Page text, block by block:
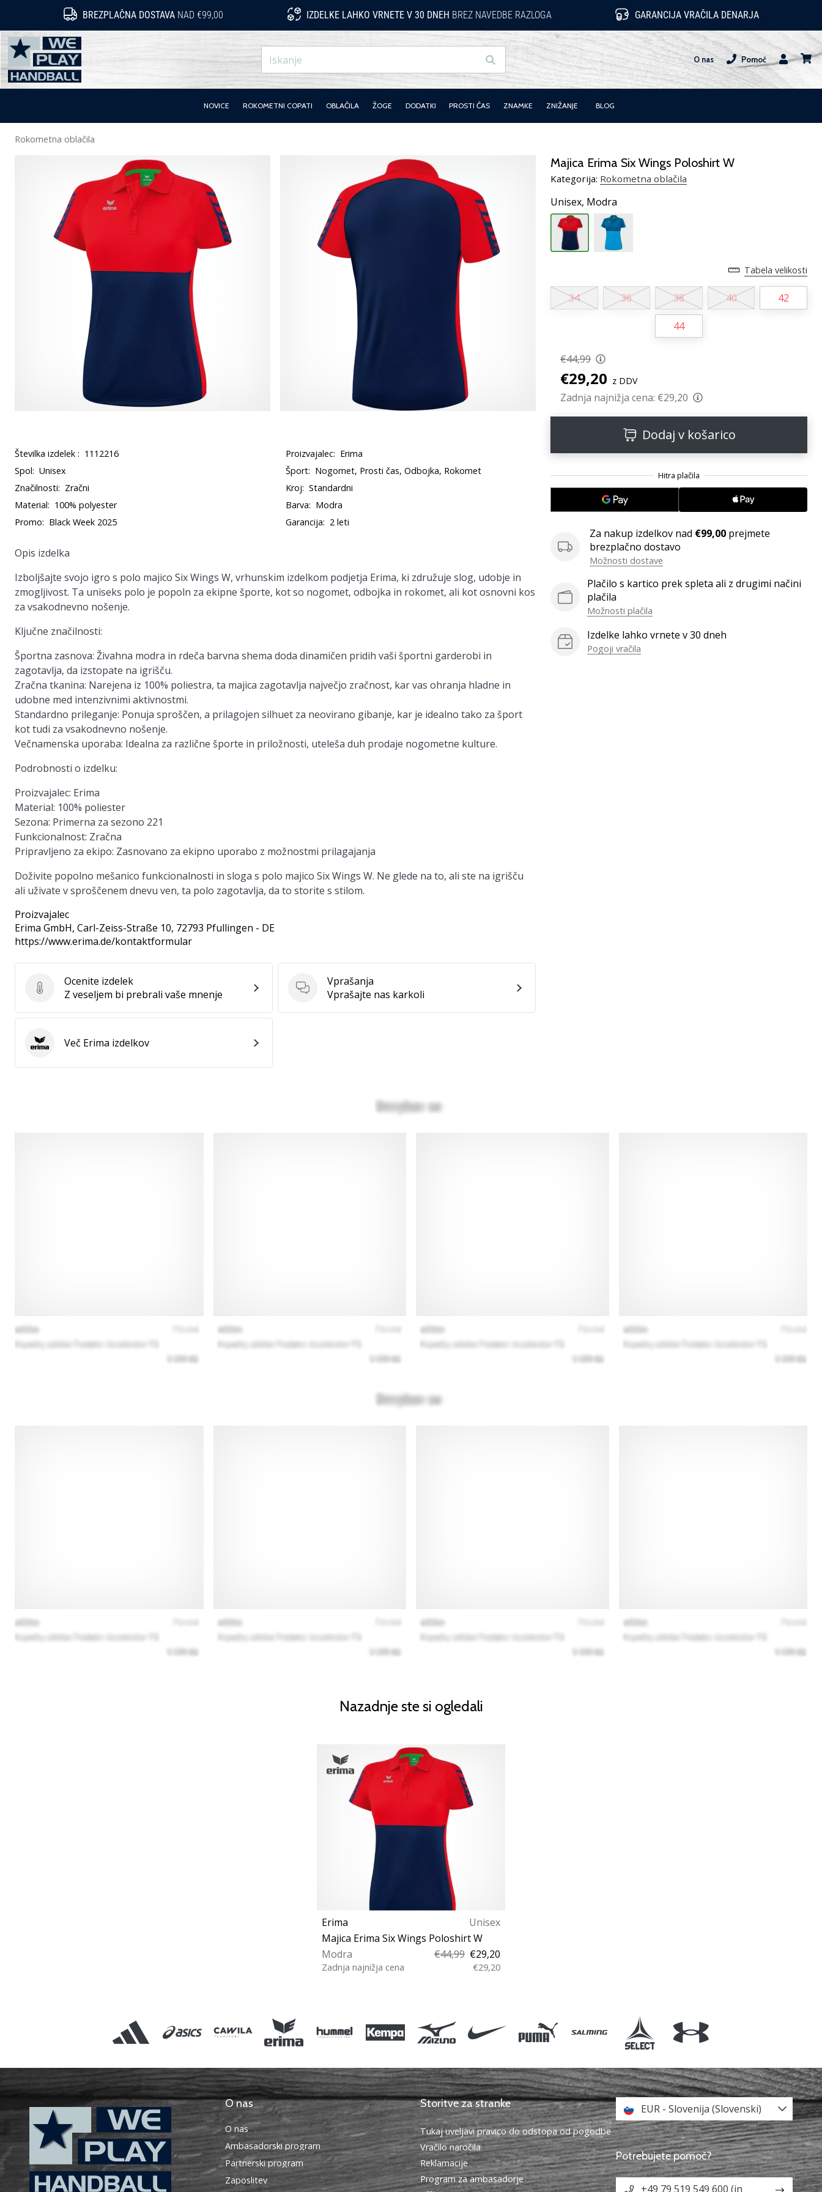
BREZPLAČNA DOSTAVA NAD €99,00 IZDELKE LAHKO VRNETE V 30 DNEH BREZ NAVEDBE RAZLOGA GARANCIJA VRAČILA DENARJA
WePlayHandball.si
Iskanje O nas
Pomoč
Uporabnik
NOVICE ROKOMETNI COPATI OBLAČILA ŽOGE DODATKI PROSTI ČAS ZNAMKE ZNIŽANJE BLOG
Rokometna oblačila
Majica Erima Six Wings Poloshirt W
Kategorija: Rokometna oblačila
Unisex, Modra
Tabela velikosti
34 36 38 40 42
44
€44,99
€29,20 z DDV
Zadnja najnižja cena: €29,20
Dodaj v košarico
Za nakup izdelkov nad €99,00 prejmete
brezplačno dostavo
Možnosti dostave
Plačilo s kartico prek spleta ali z drugimi načini
plačila
Možnosti plačila
Izdelke lahko vrnete v 30 dneh
Pogoji vračila
Številka izdelek : 1112216 Proizvajalec: Erima
Spol: Unisex Šport: Nogomet, Prosti čas, Odbojka, Rokomet
Značilnosti: Zračni Kroj: Standardni
Material: 100% polyester Barva: Modra
Promo: Black Week 2025 Garancija: 2 leti
Opis izdelka
Izboljšajte svojo igro s polo majico Six Wings W, vrhunskim izdelkom podjetja Erima, ki združuje slog, udobje in
zmogljivost. Ta uniseks polo je popoln za ekipne športe, kot so nogomet, odbojka in rokomet, ali kot osnovni kos
za vsakodnevno nošenje.
Ključne značilnosti:
Športna zasnova: Živahna modra in rdeča barvna shema doda dinamičen pridih vaši športni garderobi in
zagotavlja, da izstopate na igrišču.
Zračna tkanina: Narejena iz 100% poliestra, ta majica zagotavlja največjo zračnost, kar vas ohranja hladne in
udobne med intenzivnimi aktivnostmi.
Standardno prileganje: Ponuja sproščen, a prilagojen silhuet za neovirano gibanje, kar je idealno tako za šport
kot tudi za vsakodnevno nošenje.
Večnamenska uporaba: Idealna za različne športe in priložnosti, uteleša duh prodaje nogometne kulture.
Podrobnosti o izdelku:
Proizvajalec: Erima
Material: 100% poliester
Sezona: Primerna za sezono 221
Funkcionalnost: Zračna
Pripravljeno za ekipo: Zasnovano za ekipno uporabo z možnostmi prilagajanja
Doživite popolno mešanico funkcionalnosti in sloga s polo majico Six Wings W. Ne glede na to, ali ste na igrišču
ali uživate v sproščenem dnevu ven, ta polo zagotavlja, da to storite s stilom.
Proizvajalec
Erima GmbH, Carl-Zeiss-Straße 10, 72793 Pfullingen - DE
https://www.erima.de/kontaktformular
Ocenite izdelek
Ocenite izdelek
Z veseljem bi prebrali vaše mnenje
Vprašanja
Vprašanja
Vprašajte nas karkoli
Erima Več Erima izdelkov
Nazadnje ste si ogledali
Erima
Unisex
Majica Erima Six Wings Poloshirt W
Modra
€44,99 €29,20
Zadnja najnižja cena €29,20
O nas
O nas
Ambasadorski program
Partnerski program
Zaposlitev
Storitve za stranke
Tukaj uveljavi pravico do odstopa od pogodbe
Vračilo naročila
Reklamacije
Program za ambasadorje
EUR - Slovenija (Slovenski)
Potrebujete pomoč?
+49 79 519 549 600 (in